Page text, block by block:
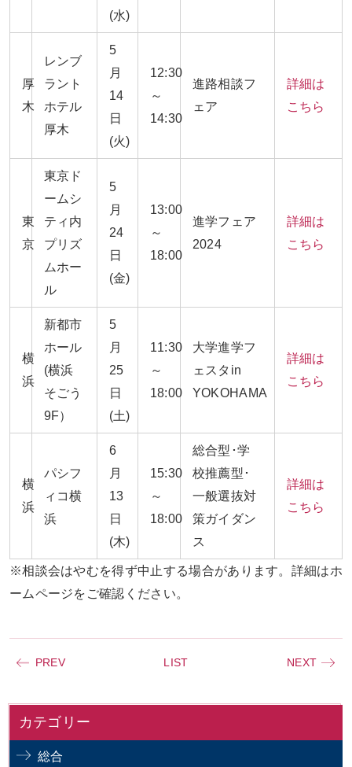
(水)
厚
木
レンブ
ラント
ホテル
厚木
5
月
14
日
(火)
12:30
～
14:30
進路相談フ
ェア
詳細は
こちら
東
京
東京ド
ームシ
ティ内
プリズ
ムホー
ル
5
月
24
日
(金)
13:00
～
18:00
進学フェア
2024
詳細は
こちら
横
浜
新都市
ホール
(横浜
そごう
9F）
5
月
25
日
(土)
11:30
～
18:00
大学進学フ
ェスタin
YOKOHAMA
詳細は
こちら
横
浜
パシフ
ィコ横
浜
6
月
13
日
(木)
15:30
～
18:00
総合型･学
校推薦型･
一般選抜対
策ガイダン
ス
詳細は
こちら
※相談会はやむを得ず中止する場合があります。詳細はホ
ームページをご確認ください。
PREV LIST NEXT
カテゴリー
総合